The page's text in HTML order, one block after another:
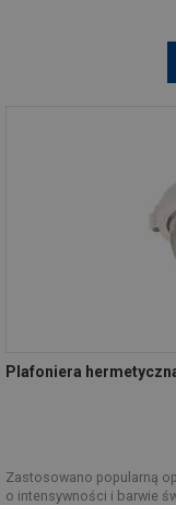
Plafoniera
Zastosowano popularną
o intensywności i barwie